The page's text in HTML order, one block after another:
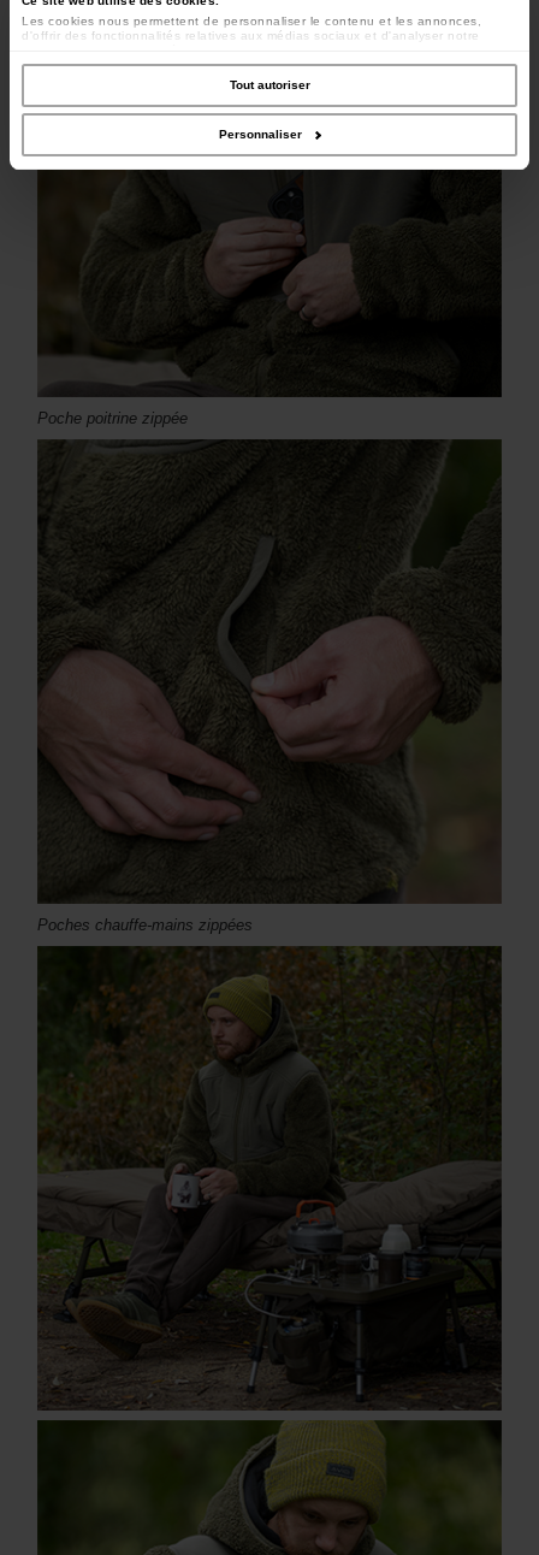
Les cookies nous permettent de personnaliser le contenu et les annonces,
d'offrir des fonctionnalités relatives aux médias sociaux et d'analyser notre
avec nos partenaires de médias sociaux, de publicité et d'analyse, qui peuvent
combiner celles-ci avec d'autres informations que vous leur avez fournies ou
qu'ils ont collectées lors de votre utilisation de leurs services.
Tout autoriser
Personnaliser
Poche poitrine zippée
Poches chauffe-mains zippées